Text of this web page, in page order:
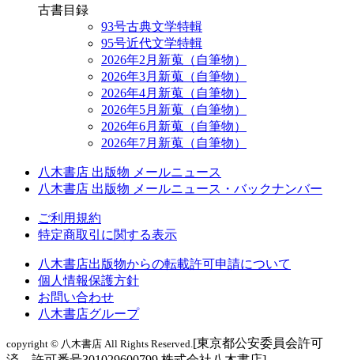
古書目録
93号古典文学特輯
95号近代文学特輯
2026年2月新蒐（自筆物）
2026年3月新蒐（自筆物）
2026年4月新蒐（自筆物）
2026年5月新蒐（自筆物）
2026年6月新蒐（自筆物）
2026年7月新蒐（自筆物）
八木書店 出版物 メールニュース
八木書店 出版物 メールニュース・バックナンバー
ご利用規約
特定商取引に関する表示
八木書店出版物からの転載許可申請について
個人情報保護方針
お問い合わせ
八木書店グループ
copyright © 八木書店 All Rights Reserved.[東京都公安委員会許可